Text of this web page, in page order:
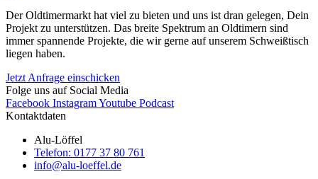
Der Oldtimermarkt hat viel zu bieten und uns ist dran gelegen, Dein
Projekt zu unterstützen. Das breite Spektrum an Oldtimern sind
immer spannende Projekte, die wir gerne auf unserem Schweißtisch
liegen haben.
Jetzt Anfrage einschicken
Folge uns auf Social Media
Facebook InstagramYoutube Podcast
Kontaktdaten
Alu-Löffel
Telefon: 0177 37 80 761
info@alu-loeffel.de